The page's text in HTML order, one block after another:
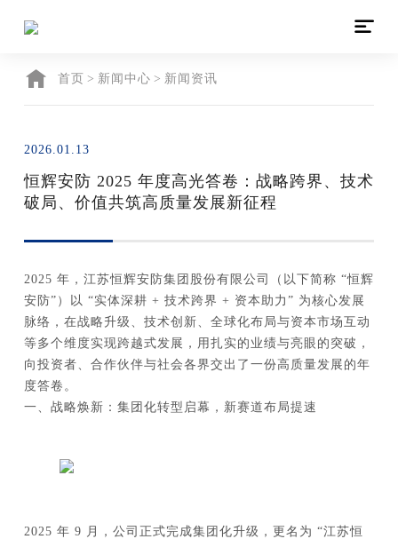

首页 > 新闻中心 > 新闻资讯
2026.01.13
恒辉安防 2025 年度高光答卷：战略跨界、技术
破局、价值共筑高质量发展新征程
2025 年，江苏恒辉安防集团股份有限公司（以下简称 “恒辉
安防”）以 “实体深耕 + 技术跨界 + 资本助力” 为核心发展
脉络，在战略升级、技术创新、全球化布局与资本市场互动
等多个维度实现跨越式发展，用扎实的业绩与亮眼的突破，
向投资者、合作伙伴与社会各界交出了一份高质量发展的年
度答卷。
一、战略焕新：集团化转型启幕，新赛道布局提速
2025 年 9 月，公司正式完成集团化升级，更名为 “江苏恒